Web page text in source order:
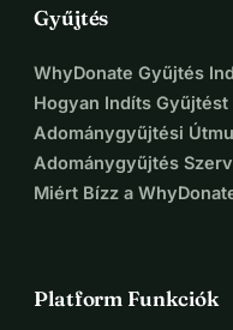
Gyűjtés
WhyDonate Gyűjtés
Hogyan Indíts
Adománygyűjtési
Adománygyűjtés
Miért Bízz a
Platform Funkciók